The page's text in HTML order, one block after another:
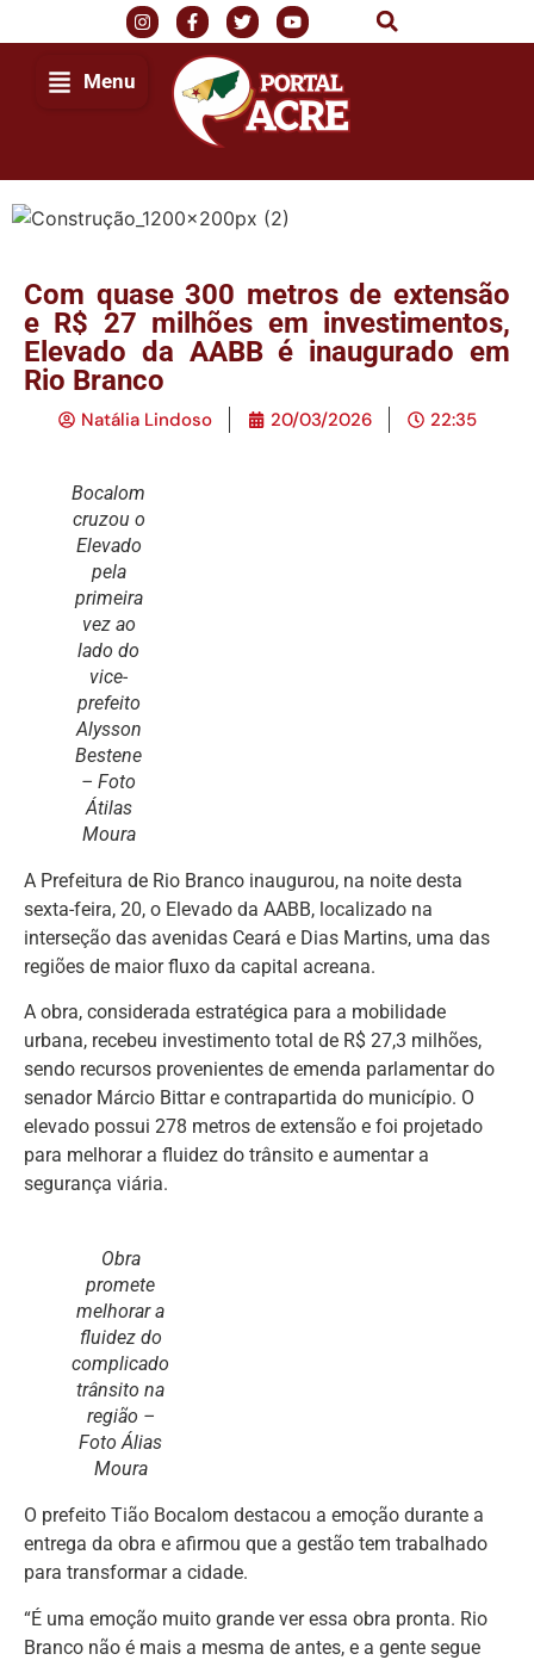
Menu
Com quase 300 metros de extensão
e R$ 27 milhões em investimentos,
Elevado da AABB é inaugurado em
Rio Branco
Natália Lindoso 20/03/2026 22:35
Bocalom
cruzou o
Elevado
pela
primeira
vez ao
lado do
vice-
prefeito
Alysson
Bestene
– Foto
Átilas
Moura
A Prefeitura de Rio Branco inaugurou, na noite desta
sexta-feira, 20, o Elevado da AABB, localizado na
interseção das avenidas Ceará e Dias Martins, uma das
regiões de maior fluxo da capital acreana.
A obra, considerada estratégica para a mobilidade
urbana, recebeu investimento total de R$ 27,3 milhões,
sendo recursos provenientes de emenda parlamentar do
senador Márcio Bittar e contrapartida do município. O
elevado possui 278 metros de extensão e foi projetado
para melhorar a fluidez do trânsito e aumentar a
segurança viária.
Obra
promete
melhorar a
fluidez do
complicado
trânsito na
região –
Foto Álias
Moura
O prefeito Tião Bocalom destacou a emoção durante a
entrega da obra e afirmou que a gestão tem trabalhado
para transformar a cidade.
“É uma emoção muito grande ver essa obra pronta. Rio
Branco não é mais a mesma de antes, e a gente segue